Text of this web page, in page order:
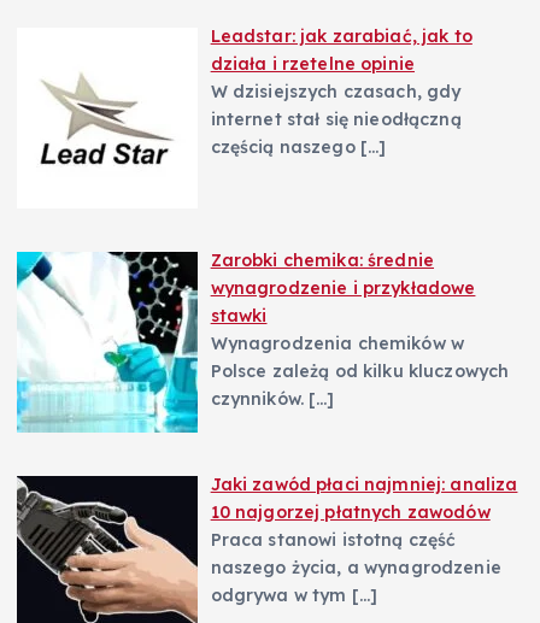
Leadstar: jak zarabiać, jak to
działa i rzetelne opinie
W dzisiejszych czasach, gdy
internet stał się nieodłączną
częścią naszego […]
Zarobki chemika: średnie
wynagrodzenie i przykładowe
stawki
Wynagrodzenia chemików w
Polsce zależą od kilku kluczowych
czynników. […]
Jaki zawód płaci najmniej: analiza
10 najgorzej płatnych zawodów
Praca stanowi istotną część
naszego życia, a wynagrodzenie
odgrywa w tym […]